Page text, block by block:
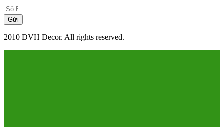
Gửi
2010 DVH Decor. All rights reserved.